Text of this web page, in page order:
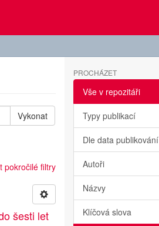
Vykonat
pokročilé filtry
šesti let
PROCHÁZET
Vše v repozitáři
Typy publikací
Dle data publikování
Autoři
Názvy
Klíčová slova